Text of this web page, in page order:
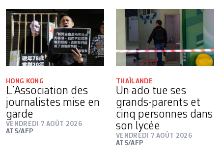
HONG KONG
L’Association des
journalistes mise en
garde
VENDREDI 7 AOÛT 2026
ATS/AFP
THAÏLANDE
Un ado tue ses
grands-parents et
cinq personnes dans
son lycée
VENDREDI 7 AOÛT 2026
ATS/AFP